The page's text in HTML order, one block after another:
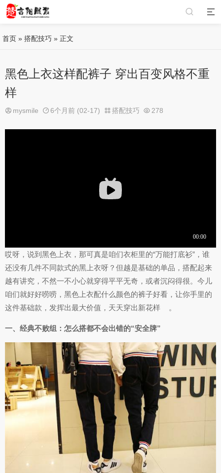
首页 » 搭配技巧 » 正文
黑色上衣这样配裤子 穿出百变风格不重
样
mysmile 6个月前 (02-17) 搭配技巧 278
哎呀，说到黑色上衣，那可真是咱们衣柜里的“万能打底衫”，谁
还没有几件不同款式的黑上衣呀？但越是基础的单品，搭配起来
越有讲究，不然一不小心就穿得平平无奇，或者沉闷得很。今儿
咱们就好好唠唠，黑色上衣配什么颜色的裤子好看，让你手里的
这件基础款，发挥出最大价值，天天穿出新花样
。
一、经典不败组：怎么搭都不会出错的“安全牌”